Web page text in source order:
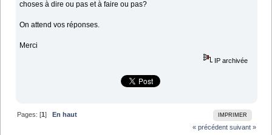
choses à dire ou pas et à faire ou pas?
On attend vos réponses.
Merci
IP archivée
IMPRIMER
Pages: [1]En haut
« précédent suivant »